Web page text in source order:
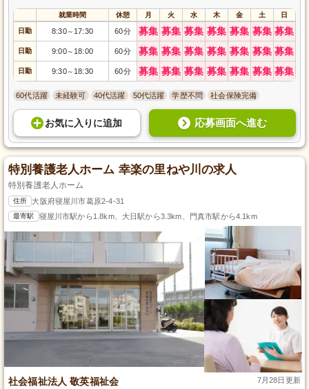
就業時間 休憩 月 火 水 木 金 土 日
日勤 8:30～ 17:30 60分 募集 募集 募集 募集 募集 募集 募集
日勤 9:00～ 18:00 60分 募集 募集 募集 募集 募集 募集 募集
日勤 9:30～ 18:30 60分 募集 募集 募集 募集 募集 募集 募集
60代活躍 未経験可 40代活躍 50代活躍 学歴不問 社会保険完備
お気に入り に追加 応募画面へ進む
特別養護老人ホーム 幸楽の里ねや川の求人
特別養護老人ホーム
住所 大阪府寝屋川市葛原2-4-31
最寄駅 寝屋川市駅から1.8km、大日駅から3.3km、門真市駅から4.1km
社会福祉法人 敬英福祉会 7月28日更新